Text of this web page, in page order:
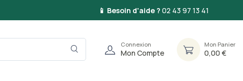
📱 Besoin d'aide ? 02 43 97 13 41
Connexion
Mon Compte
Mon Panier
0,00 €